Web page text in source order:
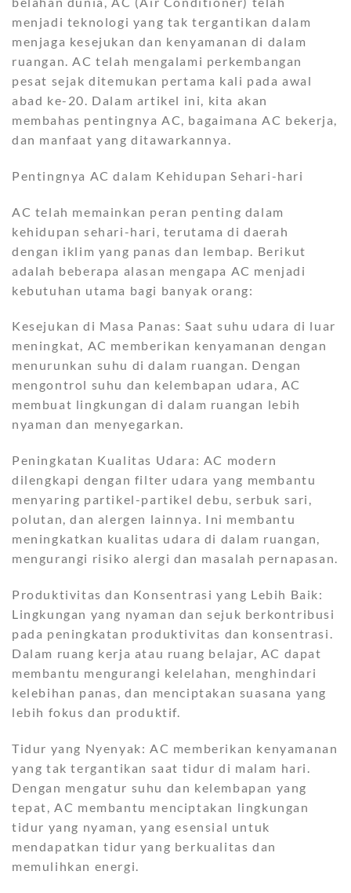
menjadi teknologi yang tak tergantikan dalam
menjaga kesejukan dan kenyamanan di dalam
ruangan. AC telah mengalami perkembangan
pesat sejak ditemukan pertama kali pada awal
abad ke-20. Dalam artikel ini, kita akan
membahas pentingnya AC, bagaimana AC bekerja,
dan manfaat yang ditawarkannya.
Pentingnya AC dalam Kehidupan Sehari-hari
AC telah memainkan peran penting dalam
kehidupan sehari-hari, terutama di daerah
dengan iklim yang panas dan lembap. Berikut
adalah beberapa alasan mengapa AC menjadi
kebutuhan utama bagi banyak orang:
Kesejukan di Masa Panas: Saat suhu udara di luar
meningkat, AC memberikan kenyamanan dengan
menurunkan suhu di dalam ruangan. Dengan
mengontrol suhu dan kelembapan udara, AC
membuat lingkungan di dalam ruangan lebih
nyaman dan menyegarkan.
Peningkatan Kualitas Udara: AC modern
dilengkapi dengan filter udara yang membantu
menyaring partikel-partikel debu, serbuk sari,
polutan, dan alergen lainnya. Ini membantu
meningkatkan kualitas udara di dalam ruangan,
mengurangi risiko alergi dan masalah pernapasan.
Produktivitas dan Konsentrasi yang Lebih Baik:
Lingkungan yang nyaman dan sejuk berkontribusi
pada peningkatan produktivitas dan konsentrasi.
Dalam ruang kerja atau ruang belajar, AC dapat
membantu mengurangi kelelahan, menghindari
kelebihan panas, dan menciptakan suasana yang
lebih fokus dan produktif.
Tidur yang Nyenyak: AC memberikan kenyamanan
yang tak tergantikan saat tidur di malam hari.
Dengan mengatur suhu dan kelembapan yang
tepat, AC membantu menciptakan lingkungan
tidur yang nyaman, yang esensial untuk
mendapatkan tidur yang berkualitas dan
memulihkan energi.